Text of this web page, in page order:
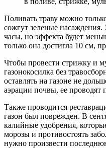
Поливать траву можно
сожгут зеленые
часы, но эффекта будет
только она достигла 10 см,
Чтобы провести стрижку и
газонокосилка без
оставлять на газоне не
аэрации почвы, ее проводят
Также проводится
газон был поврежден. В
калийные удобрения,
морозы и противостоять
нужно произвести